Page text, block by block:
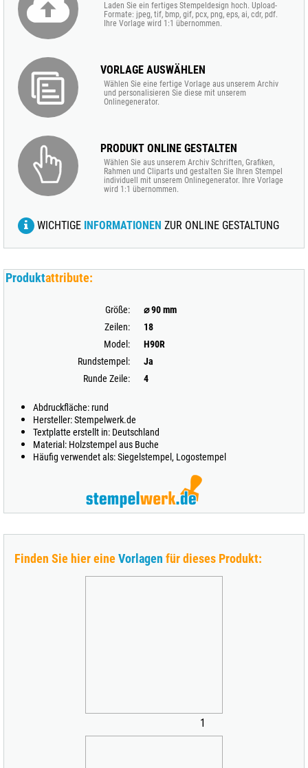
Laden Sie ein fertiges Stempeldesign hoch. Upload-
Formate: jpeg, tif, bmp, gif, pcx, png, eps, ai, cdr, pdf.
Ihre Vorlage wird 1:1 übernommen.
VORLAGE AUSWÄHLEN
Wählen Sie eine fertige Vorlage aus unserem Archiv
und personalisieren Sie diese mit unserem
Onlinegenerator.
PRODUKT ONLINE GESTALTEN
Wählen Sie aus unserem Archiv Schriften, Grafiken,
Rahmen und Cliparts und gestalten Sie Ihren Stempel
individuell mit unserem Onlinegenerator. Ihre Vorlage
wird 1:1 übernommen.
WICHTIGE INFORMATIONEN ZUR ONLINE GESTALTUNG
Produktattribute:
Größe:
⌀ 90 mm
Zeilen:
18
Model:
H90R
Rundstempel:
Ja
Runde Zeile:
4
Abdruckfläche: rund
Hersteller:Stempelwerk.de
Textplatte erstellt in: Deutschland
Material: Holzstempel aus Buche
Häufig verwendet als: Siegelstempel, Logostempel
Finden Sie hier eineVorlagen für dieses Produkt:
1